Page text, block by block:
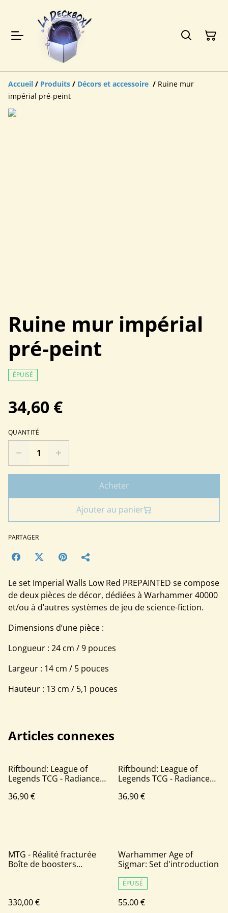
Accueil / Produits / Décors et accessoire / Ruine mur
impérial pré-peint
Ruine mur impérial
pré-peint
ÉPUISÉ
34,60 €
QUANTITÉ
Acheter
Ajouter au panier
PARTAGER
Le set Imperial Walls Low Red PREPAINTED se compose
de deux pièces de décor, dédiées à Warhammer 40000
et/ou à d’autres systèmes de jeu de science-fiction.
Dimensions d’une pièce :
Longueur : 24 cm / 9 pouces
Largeur : 14 cm / 5 pouces
Hauteur : 13 cm / 5,1 pouces
Articles connexes
Riftbound: League of
Legends TCG - Radiance
36,90 €
Riftbound: League of
Legends TCG - Radiance
36,90 €
MTG - Réalité fracturée
Boîte de boosters
330,00 €
Warhammer Age of
Sigmar: Set d'introduction
ÉPUISÉ
55,00 €